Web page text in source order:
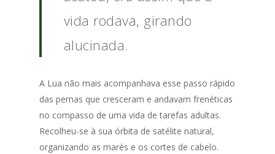
vida rodava, girando
alucinada.
A Lua não mais acompanhava esse passo rápido
das pernas que cresceram e andavam frenéticas
no compasso de uma vida de tarefas adultas.
Recolheu-se à sua órbita de satélite natural,
organizando as marés e os cortes de cabelo.